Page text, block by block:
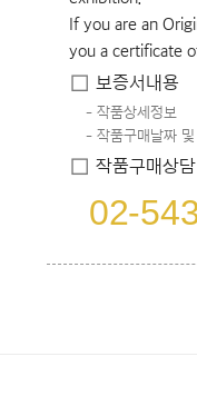
If you are an
you a certificate
보증서내용
작품상세정보
작품구매날짜
작품구매상담
02-